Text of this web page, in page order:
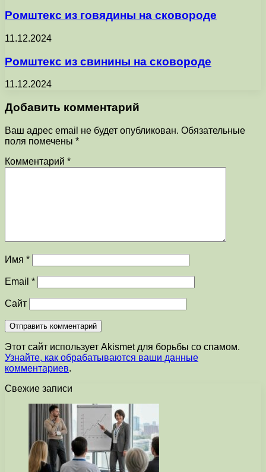
Ромштекс из говядины на сковороде
11.12.2024
Ромштекс из свинины на сковороде
11.12.2024
Добавить комментарий
Ваш адрес email не будет опубликован. Обязательные
поля помечены *
Комментарий *
Имя *
Email *
Сайт
Этот сайт использует Akismet для борьбы со спамом.
Узнайте, как обрабатываются ваши данные
комментариев.
Свежие записи